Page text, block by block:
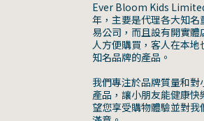
Ever Bloom Kids
年，主要是代理各大知名
易公司，而且設有開實體
人方便購買，客人在本地
知名品牌的產品。
我們專注於品牌質量和對
產品，讓小朋友能健康快
望您享受購物體驗並對我